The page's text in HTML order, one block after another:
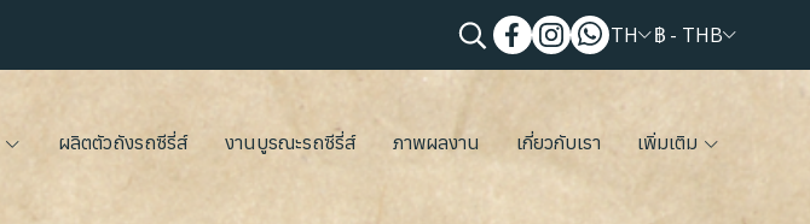
TH ฿ - THB
ผลิตตัวถังรถซีรี่ส์ งานบูรณะรถซีรี่ส์ ภาพผลงาน เกี่ยวกับเรา เพิ่มเติม